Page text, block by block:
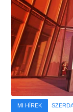
MI HÍREK